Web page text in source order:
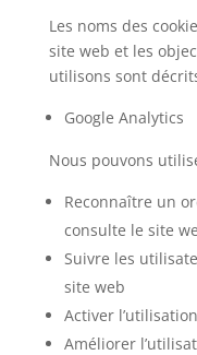
Les noms des
site web et les
utilisons sont
Google Analytics
Nous pouvons
Reconnaître un
consulte le site
Suivre les
site web
Activer
Améliorer